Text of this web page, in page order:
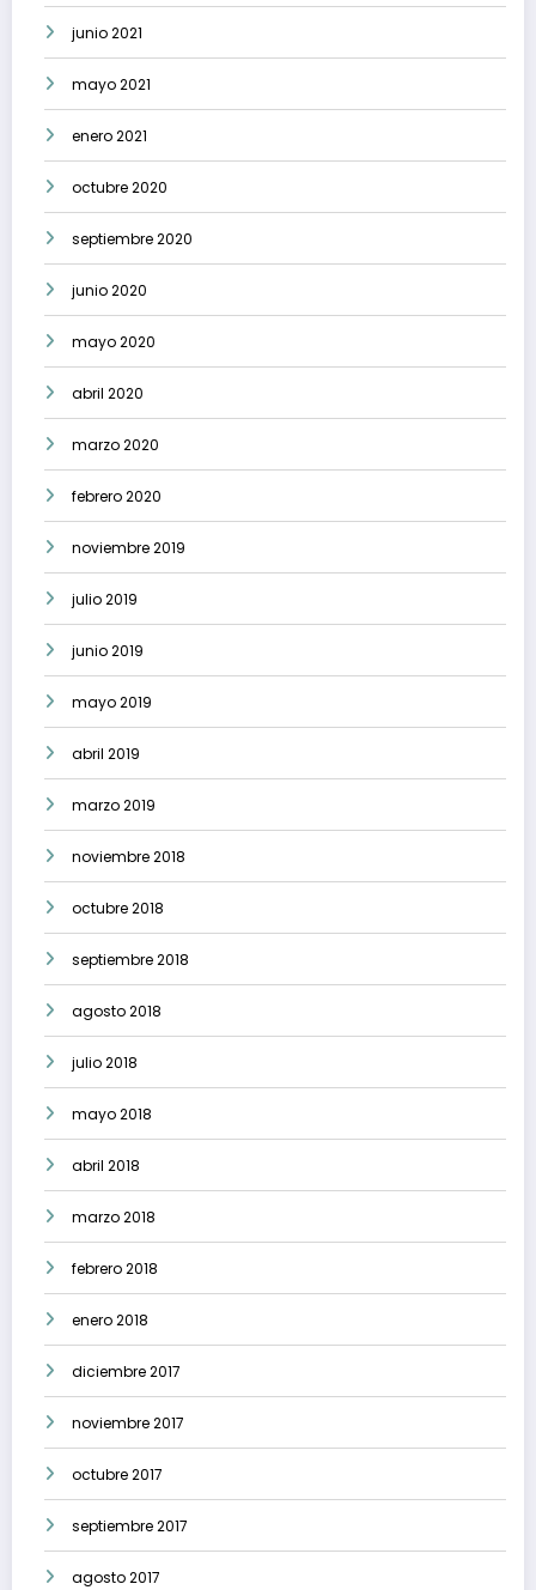
junio 2021
mayo 2021
enero 2021
octubre 2020
septiembre 2020
junio 2020
mayo 2020
abril 2020
marzo 2020
febrero 2020
noviembre 2019
julio 2019
junio 2019
mayo 2019
abril 2019
marzo 2019
noviembre 2018
octubre 2018
septiembre 2018
agosto 2018
julio 2018
mayo 2018
abril 2018
marzo 2018
febrero 2018
enero 2018
diciembre 2017
noviembre 2017
octubre 2017
septiembre 2017
agosto 2017